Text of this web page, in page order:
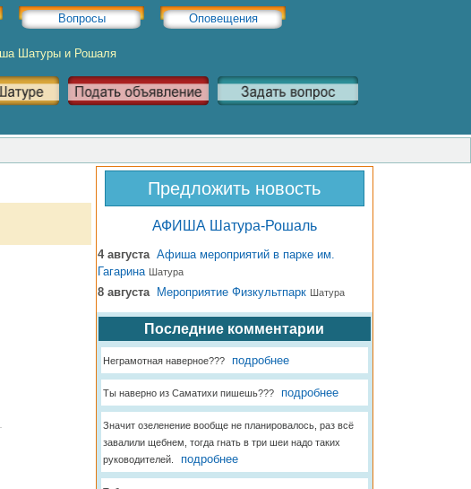
Вопросы Оповещения
Шатуры и Рошаля
Предложить новость
АФИША Шатура-Рошаль
4 августа Афиша мероприятий в парке им.
Гагарина Шатура
8 августа Мероприятие Физкультпарк Шатура
Последние комментарии
Неграмотная наверное??? подробнее
Ты наверно из Саматихи пишешь??? подробнее
Значит озеленение вообще не планировалось, раз всё
завалили щебнем, тогда гнать в три шеи надо таких
руководителей.
подробнее